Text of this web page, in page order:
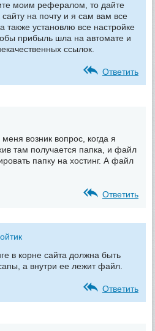
моим рефералом, то дайте
сайту на почту и я сам вам все
также установлю все настройке
прибыль шла на автомате и
ссылок.
Ответить
возник вопрос, когда я
там получается папка, и файл
папку на хостинг. А файл
Ответить
в корне сайта должна быть
а внутри ее лежит файл.
Ответить